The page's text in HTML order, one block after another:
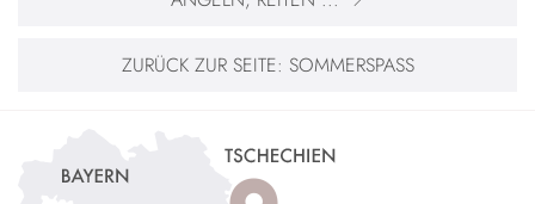
ZURÜCK ZUR SEITE: SOMMERSPASS